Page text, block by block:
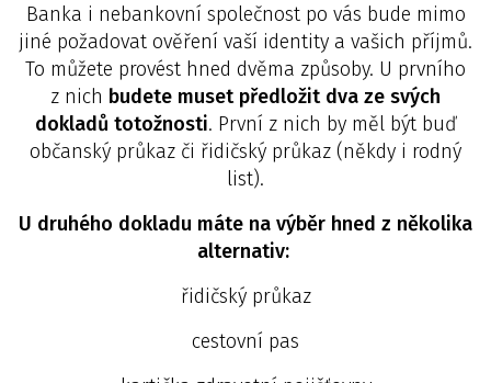
Banka i nebankovní společnost po vás bude mimo
jiné požadovat ověření vaší identity a vašich příjmů.
To můžete provést hned dvěma způsoby. U prvního
z nich budete muset předložit dva ze svých
dokladů totožnosti. První z nich by měl být buď
občanský průkaz či řidičský průkaz (někdy i rodný
list).
U druhého dokladu máte na výběr hned z několika
alternativ:
řidičský průkaz
cestovní pas